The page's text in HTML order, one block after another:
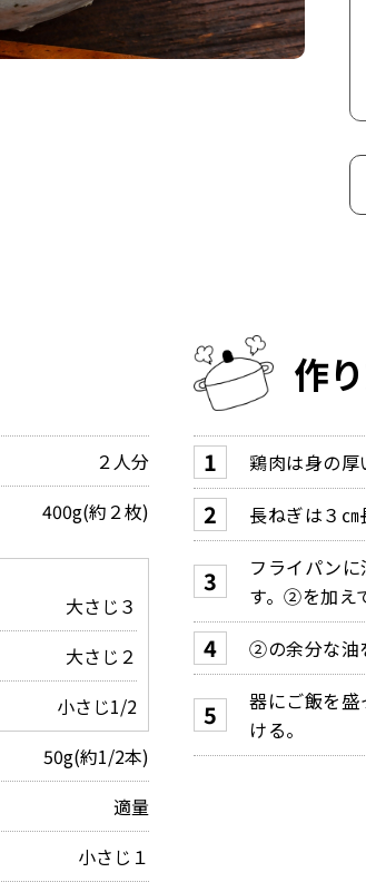
２人分
400g(約２枚)
大さじ３
大さじ２
小さじ1/2
50g(約1/2本)
適量
小さじ１
作
鶏肉は身の厚
長ねぎは３㎝
フライパン
す。②を加え
②の余分な油
器にご飯を
ける。